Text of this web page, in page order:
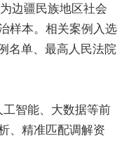
边疆民族地区社会
样本。相关案例入选
名单、最高人民法院
智能、大数据等前
、精准匹配调解资